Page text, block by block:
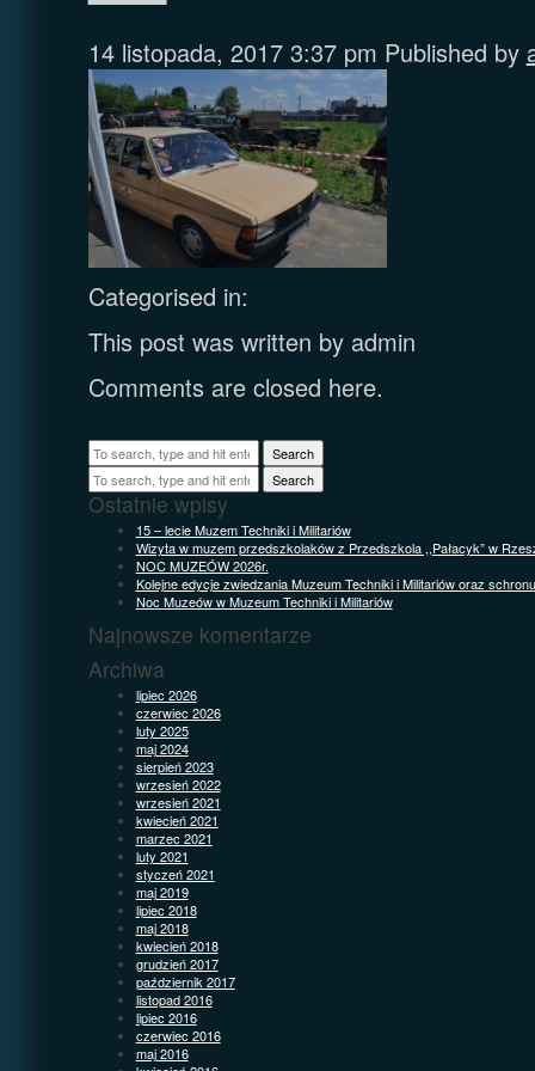
14 listopada, 2017 3:37 pm Published by
Categorised in:
This post was written by admin
Comments are closed here.
Search
Search
Ostatnie wpisy
15 – lecie Muzem Techniki i Militariów
Wizyta w muzem przedszkolaków z Przedszkola ,,Pałacyk” w
NOC MUZEÓW 2026r.
Kolejne edycje zwiedzania Muzeum Techniki i Militariów oraz
Noc Muzeów w Muzeum Techniki i Militariów
Najnowsze komentarze
Archiwa
lipiec 2026
czerwiec 2026
luty 2025
maj 2024
sierpień 2023
wrzesień 2022
wrzesień 2021
kwiecień 2021
marzec 2021
luty 2021
styczeń 2021
maj 2019
lipiec 2018
maj 2018
kwiecień 2018
grudzień 2017
październik 2017
listopad 2016
lipiec 2016
czerwiec 2016
maj 2016